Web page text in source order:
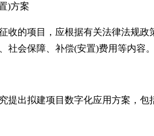
)方案
收的项目，应根据有关法律法规政
社会保障、补偿(安置)费用等内容
提出拟建项目数字化应用方案，